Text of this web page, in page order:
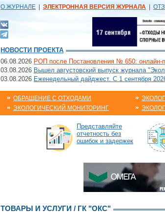
О ЖУРНАЛЕ ЭЛЕКТРОННАЯ ВЕРСИЯ ЖУРНАЛА
НОВОСТИ ПРОЕКТА
06.08.2026 РОП после Постановления № 650: онлайн-
03.08.2026 Вышел августовский выпуск журнала
03.08.2026 Еженедельный дайджест. С 1 сентября
ОБРАЩЕНИЕ С ОТХОДАМИ
ЭКОЛОГИЧЕСКИЙ МОНИТОРИНГ
Представляйте
отчетность без
ошибок и задержек
ТОВАРЫ И УСЛУГИ / ГК "ОКС"